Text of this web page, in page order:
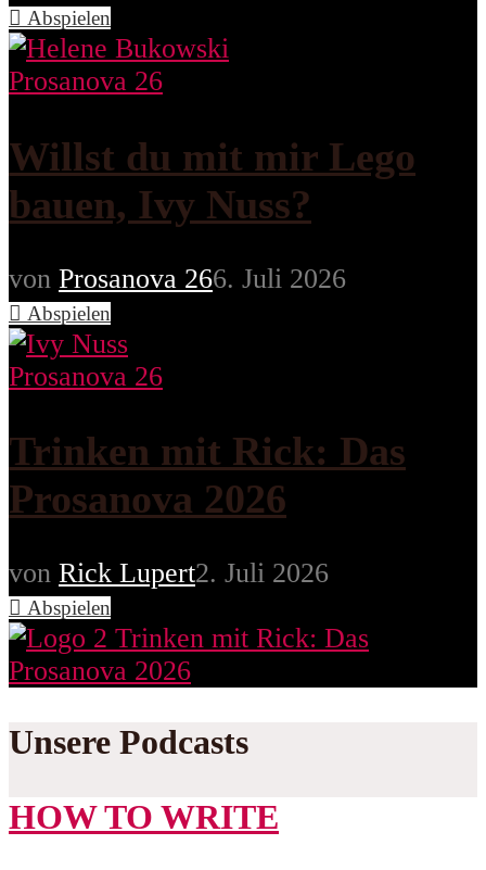
Abspielen
Prosanova 26
Willst du mit mir Lego
bauen, Ivy Nuss?
von Prosanova 266. Juli 2026
Abspielen
Prosanova 26
Trinken mit Rick: Das
Prosanova 2026
von Rick Lupert2. Juli 2026
Abspielen
Unsere Podcasts
HOW TO WRITE